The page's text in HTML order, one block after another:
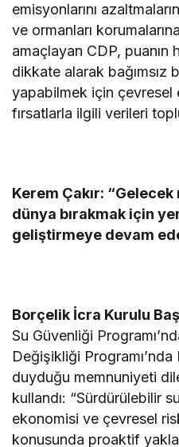
emisyonlarını
ve ormanları
amaçlayan CDP, puanın
dikkate alarak bağımsız
yapabilmek için çevresel
fırsatlarla ilgili verileri
Kerem Çakır:
dünya bırakmak için
geliştirmeye devam
Borçelik İcra Kurulu
Su Güvenliği
Değişikliği Programı’nda
duyduğu memnuniyeti
kullandı: “Sürdürülebilir
ekonomisi ve çevresel
konusunda proaktif